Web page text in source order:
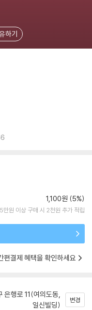
하기
1,100원 (5%)
5만원 이상 구매 시 2천원 추가 적립
편결제 혜택을 확인하세요
은행로 11(여의도동,
일신빌딩)
변경